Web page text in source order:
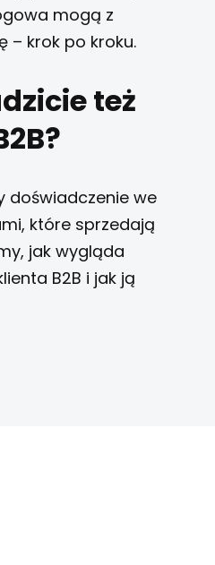
mogą z
– krok po kroku.
też
doświadczenie we
które sprzedają
jak wygląda
B2B i jak ją